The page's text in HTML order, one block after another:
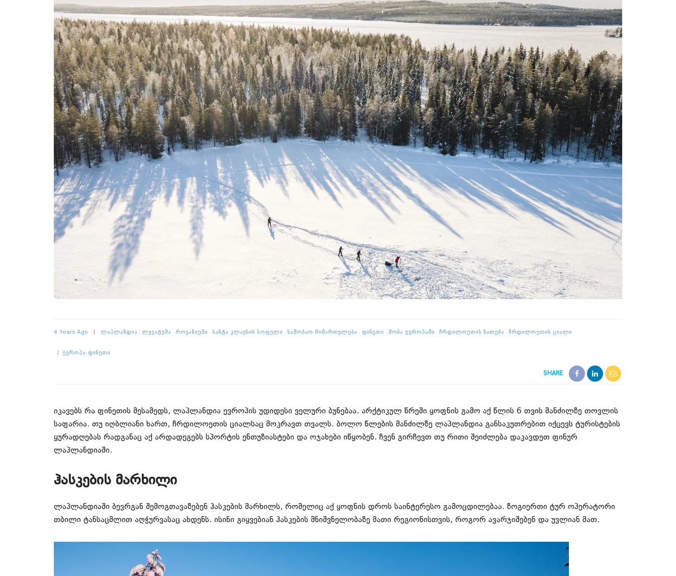
4 Years Ago Ლაპლანდია Ლუვატუმა Როვანიემი Სანტა Კლაუსის Სოფელი Საშობაო Მიმართულება Ფინეთი Შობა Ევროპაში Ჩრდილოეთის Ნათება Ჩრდილოეთის Ციალი
Ევროპა Ფინეთი
SHARE
იკავებს რა ფინეთის მესამედს, ლაპლანდია ევროპის უდიდესი ველური ბუნებაა. არქტიკულ წრეში ყოფნის გამო აქ წლის 6 თვის მანძილზე თოვლის
საფარია. თუ იღბლიანი ხართ, ჩრდილოეთის ციალსაც მოკრავთ თვალს. ბოლო წლების მანძილზე ლაპლანდია განსაკუთრებით იქცევს ტურისტების
ყურადღებას რადგანაც აქ არდადეგებს სპორტის ენთუზიასტები და ოჯახები იწყობენ. ჩვენ გირჩევთ თუ რითი შეიძლება დაკავდეთ ფინურ
ლაპლანდიაში.
ჰასკების მარხილი
ლაპლანდიაში ბევრგან შემოგთავაზებენ ჰასკების მარხილს, რომელიც აქ ყოფნის დროს საინტერესო გამოცდილებაა. ზოგიერთი ტურ ოპერატორი
თბილი ტანსაცმლით აღჭურვასაც ახდენს. ისინი გიყვებიან ჰასკების მნიშვნელობაზე მათი რეგიონისთვის, როგორ ავარჯიშებენ და უვლიან მათ.